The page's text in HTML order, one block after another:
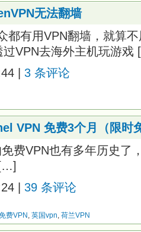
韩
英
VPN
优
活
5
个
VIP
无法翻墙
都有用VPN翻墙，就算
过VPN去海外主机玩游
| 3 条评论
VPN 免费3个月（限时
费VPN也有多年历史了
| 39 条评论
费VPN , 英国vpn, 荷兰VPN